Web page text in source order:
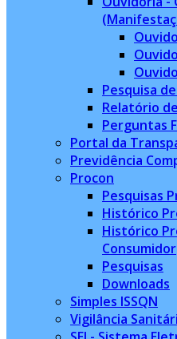
Pesquisa
Relatório
Perguntas
Portal da
Previdência
Procon
Pesquisas
Histórico
Histórico
Consumidor
Pesquisas
Downloads
Simples ISSQN
Vigilância